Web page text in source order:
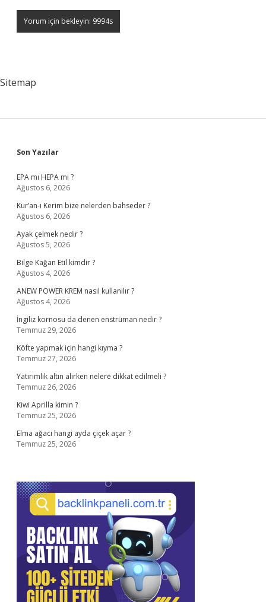
Sitemap
Sidebar
Son Yazılar
EPA mı HEPA mı ?
Ağustos 6, 2026
Kur’an-ı Kerim bize nelerden bahseder ?
Ağustos 6, 2026
Ayak çelmek nedir ?
Ağustos 5, 2026
Bilge Kağan Etil kimdir ?
Ağustos 4, 2026
ANEW POWER KREM nasıl kullanılır ?
Ağustos 4, 2026
İngiliz kornosu da denen enstrüman nedir ?
Temmuz 29, 2026
Köfte yapmak için hangi kıyma ?
Temmuz 27, 2026
Yatırımlık altın alırken nelere dikkat edilmeli ?
Temmuz 26, 2026
Kiwi Aprilla kimin ?
Temmuz 25, 2026
Elma ağacı hangi ayda çiçek açar ?
Temmuz 25, 2026